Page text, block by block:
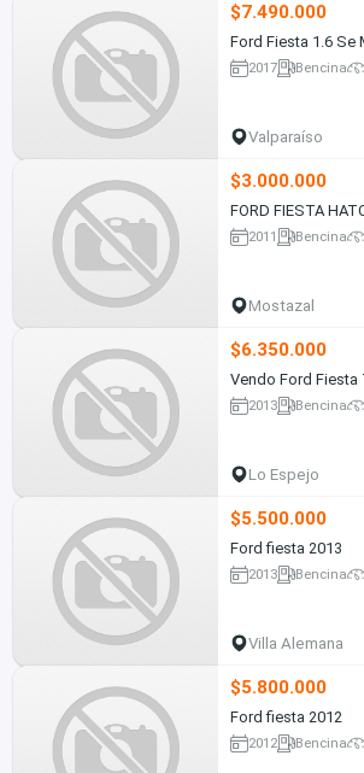
$7.490.000
2017 Bencina
Valparaíso
$3.000.000
FORD FIESTA
2011 Bencina
Mostazal
$6.350.000
Vendo Ford Fiesta
2013 Bencina
Lo Espejo
$5.500.000
Ford fiesta 2013
2013 Bencina
Villa Alemana
$5.800.000
Ford fiesta 2012
2012 Bencina